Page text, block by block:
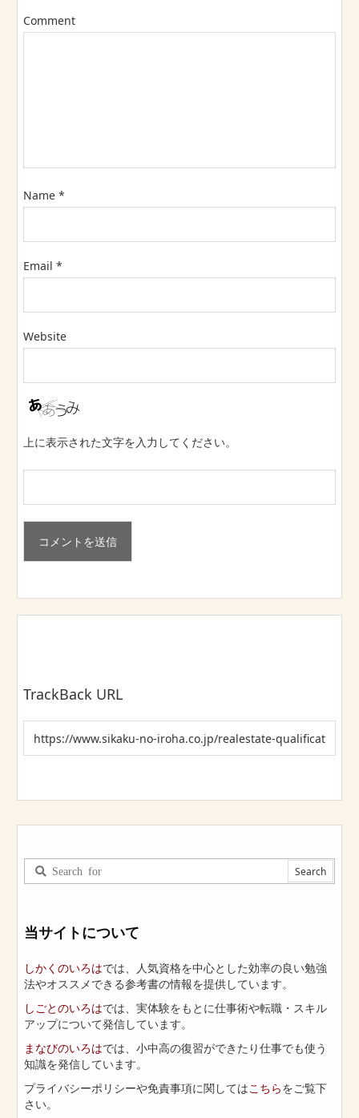
Comment
Name *
Email *
Website
上に表示された文字を入力してください。
TrackBack URL
当サイトについて
しかくのいろはでは、人気資格を中心とした効率の良い勉強
法やオススメできる参考書の情報を提供しています。
しごとのいろはでは、実体験をもとに仕事術や転職・スキル
アップについて発信しています。
まなびのいろはでは、小中高の復習ができたり仕事でも使う
知識を発信しています。
プライバシーポリシーや免責事項に関してはこちらをご覧下
さい。